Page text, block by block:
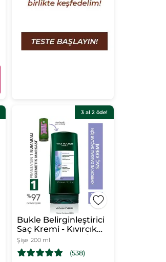
3 al 2 öde!
Bukle Belirginleştirici
Saç Kremi - Kıvırcık
ve Dalgalı Saçlar/
Boucle -Vegan
Şişe 200 ml
(538)